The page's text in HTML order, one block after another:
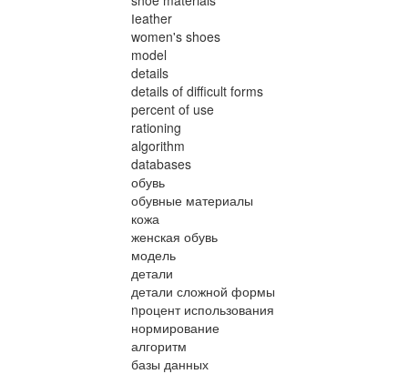
Іeather
women's shoes
model
details
details of difficult forms
percent of use
rationing
algorithm
databases
обувь
обувные материалы
кожа
женская обувь
модель
детали
детали сложной формы
nроцент использования
нормирование
алгоритм
базы данных